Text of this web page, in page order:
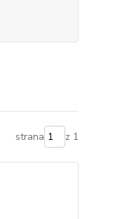
strana z 1